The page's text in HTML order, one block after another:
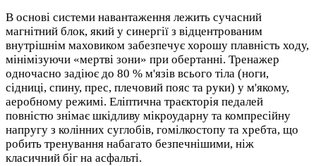
В основі системи навантаження лежить сучасний
магнітний блок, який у синергії з відцентрованим
внутрішнім маховиком забезпечує хорошу плавність ходу,
мінімізуючи «мертві зони» при обертанні. Тренажер
одночасно задіює до 80 % м'язів всього тіла (ноги,
сідниці, спину, прес, плечовий пояс та руки) у м'якому,
аеробному режимі. Еліптична траєкторія педалей
повністю знімає шкідливу мікроударну та компресійну
напругу з колінних суглобів, гомілкостопу та хребта, що
робить тренування набагато безпечнішими, ніж
класичний біг на асфальті.